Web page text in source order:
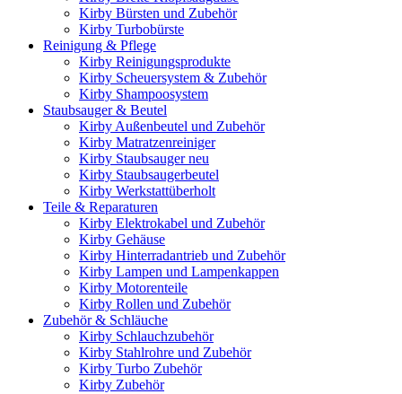
Kirby Bürsten und Zubehör
Kirby Turbobürste
Reinigung & Pflege
Kirby Reinigungsprodukte
Kirby Scheuersystem & Zubehör
Kirby Shampoosystem
Staubsauger & Beutel
Kirby Außenbeutel und Zubehör
Kirby Matratzenreiniger
Kirby Staubsauger neu
Kirby Staubsaugerbeutel
Kirby Werkstattüberholt
Teile & Reparaturen
Kirby Elektrokabel und Zubehör
Kirby Gehäuse
Kirby Hinterradantrieb und Zubehör
Kirby Lampen und Lampenkappen
Kirby Motorenteile
Kirby Rollen und Zubehör
Zubehör & Schläuche
Kirby Schlauchzubehör
Kirby Stahlrohre und Zubehör
Kirby Turbo Zubehör
Kirby Zubehör